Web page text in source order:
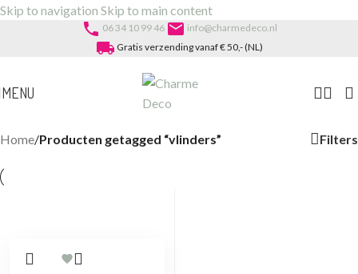
Skip to navigation Skip to main content
phone 06 34 10 99 46 email info@charmedeco.nl
local_shipping Gratis verzending vanaf € 50,- (NL)
MENU
Home/Producten getagged “vlinders” Filters